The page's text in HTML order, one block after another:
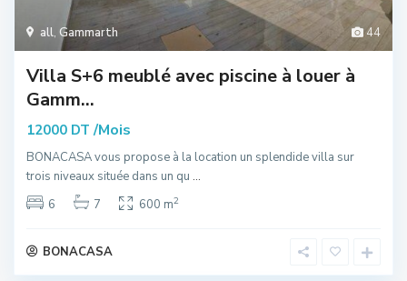
44
all, Gammarth
Villa S+6 meublé avec piscine à louer à
Gamm...
12000 DT /Mois
BONACASA vous propose à la location un splendide villa sur
trois niveaux située dans un qu ...
6
7 600 m2
BONACASA